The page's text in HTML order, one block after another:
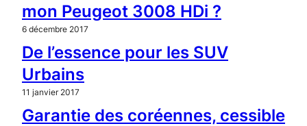
mon Peugeot 3008 HDi ?
6 décembre 2017
De l’essence pour les SUV
Urbains
11 janvier 2017
Garantie des coréennes, cessible